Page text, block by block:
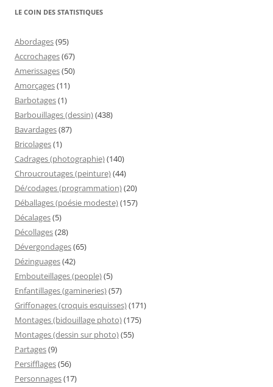
LE COIN DES STATISTIQUES
Abordages(95)
Accrochages(67)
Amerissages(50)
Amorçages(11)
Barbotages(1)
Barbouillages (dessin)(438)
Bavardages(87)
Bricolages(1)
Cadrages (photographie)(140)
Chroucroutages (peinture)(44)
Dé/codages (programmation)(20)
Déballages (poésie modeste)(157)
Décalages(5)
Décollages(28)
Dévergondages(65)
Dézinguages(42)
Embouteillages (people)(5)
Enfantillages (gamineries)(57)
Griffonages (croquis esquisses)(171)
Montages (bidouillage photo)(175)
Montages (dessin sur photo)(55)
Partages(9)
Persifflages(56)
Personnages(17)